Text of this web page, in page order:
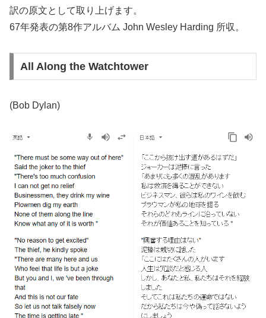
訳の原文として取り上げます。
67年発表の第8作アルバム John Wesley Harding 所収。
All Along the Watchtower
(Bob Dylan)